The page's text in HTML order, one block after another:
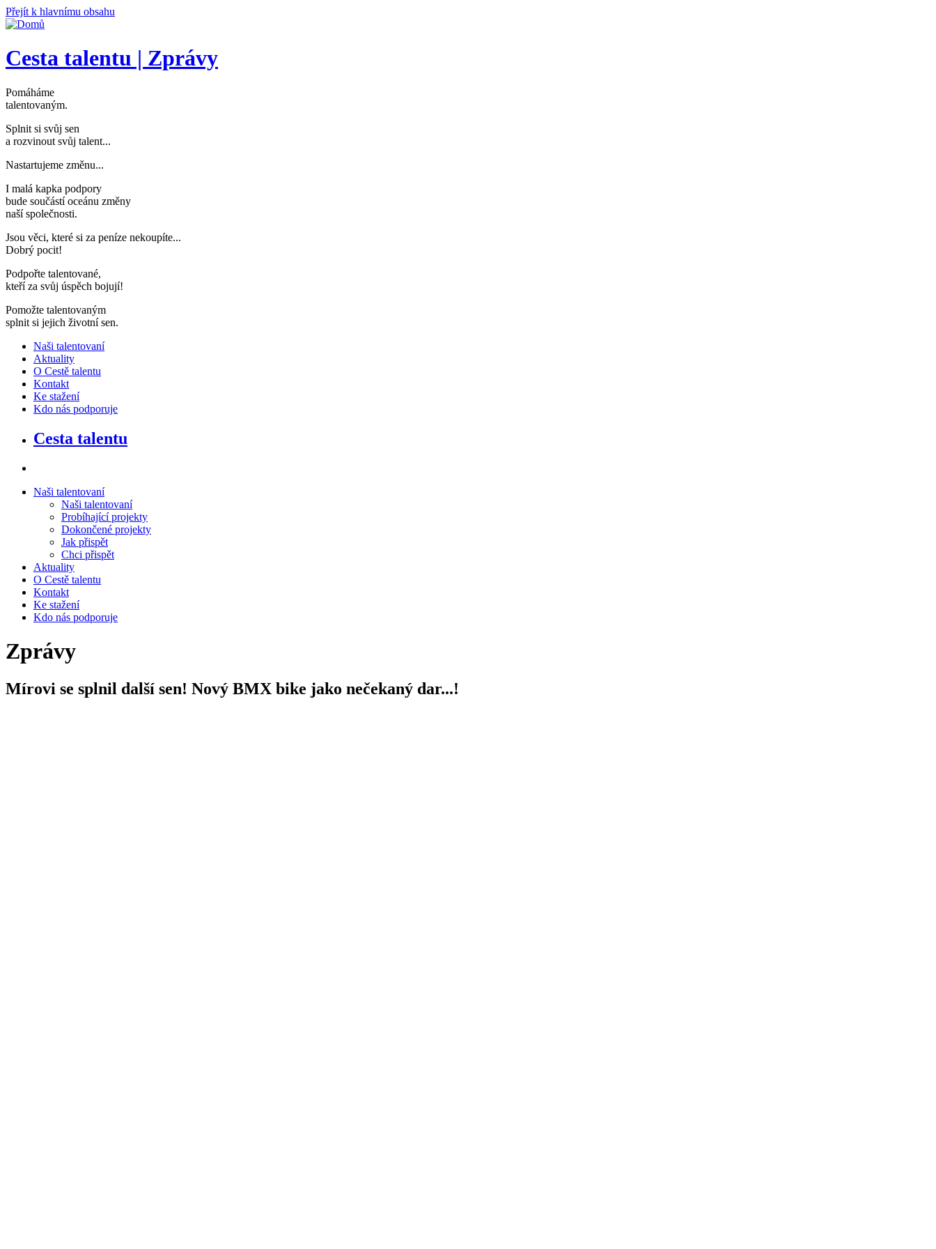
Přejít k hlavnímu obsahu
Cesta talentu | Zprávy
Pomáháme
talentovaným.
Splnit si svůj sen
a rozvinout svůj talent...
Nastartujeme změnu...
I malá kapka podpory
bude součástí oceánu změny
naší společnosti.
Jsou věci, které si za peníze nekoupíte...
Dobrý pocit!
Podpořte talentované,
kteří za svůj úspěch bojují!
Pomožte talentovaným
splnit si jejich životní sen.
Naši talentovaní
Aktuality
O Cestě talentu
Kontakt
Ke stažení
Kdo nás podporuje
Cesta talentu
Naši talentovaní
Naši talentovaní
Probíhající projekty
Dokončené projekty
Jak přispět
Chci přispět
Aktuality
O Cestě talentu
Kontakt
Ke stažení
Kdo nás podporuje
Zprávy
Mírovi se splnil další sen! Nový BMX bike jako nečekaný dar...!